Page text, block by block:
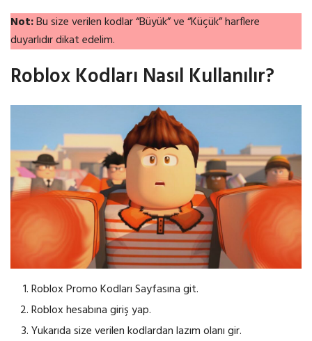
Not:Bu size verilen kodlar “Büyük” ve “Küçük” harflere
duyarlıdır dikat edelim.
Roblox Kodları Nasıl Kullanılır?
Roblox Promo Kodları Sayfasına git.
Roblox hesabına giriş yap.
Yukarıda size verilen kodlardan lazım olanı gir.